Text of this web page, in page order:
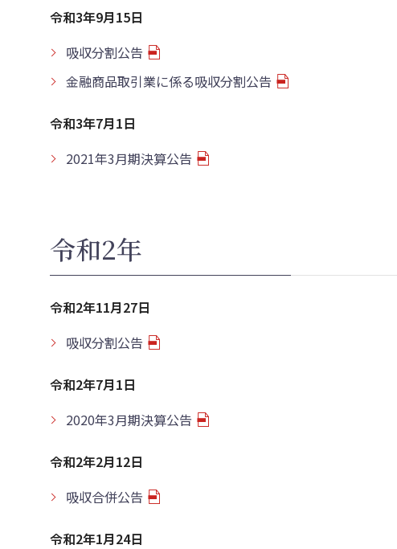
令和3年9月15日
吸収分割公告
金融商品取引業に係る吸収分割公告
令和3年7月1日
2021年3月期決算公告
令和2年
令和2年11月27日
吸収分割公告
令和2年7月1日
2020年3月期決算公告
令和2年2月12日
吸収合併公告
令和2年1月24日